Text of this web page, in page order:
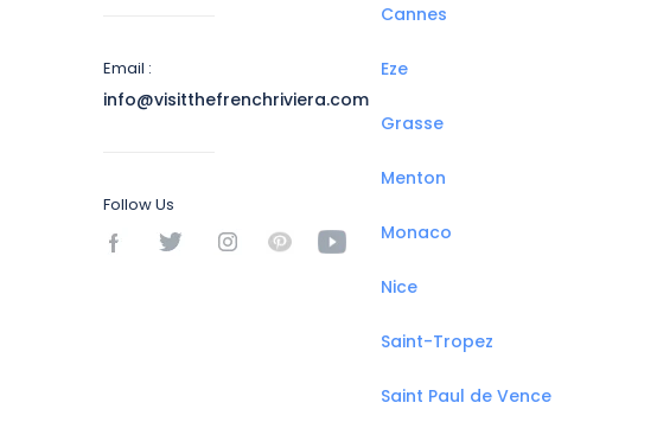
Email :
info@visitthefrenchriviera.com
Follow Us
Cannes
Eze
Grasse
Menton
Monaco
Nice
Saint-Tropez
Saint Paul de Vence